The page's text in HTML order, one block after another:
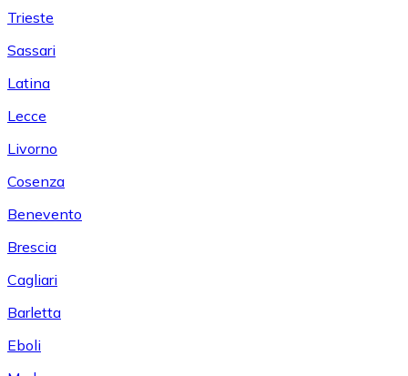
Trieste
Sassari
Latina
Lecce
Livorno
Cosenza
Benevento
Brescia
Cagliari
Barletta
Eboli